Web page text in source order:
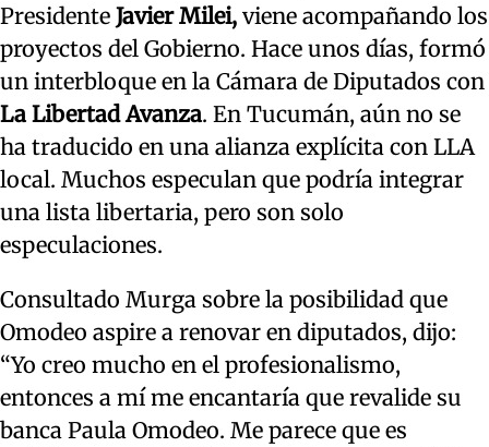
Presidente Javier Milei, viene acompañando los
proyectos del Gobierno. Hace unos días, formó
un interbloque en la Cámara de Diputados con
La Libertad Avanza. En Tucumán, aún no se
ha traducido en una alianza explícita con LLA
local. Muchos especulan que podría integrar
una lista libertaria, pero son solo
especulaciones.
Consultado Murga sobre la posibilidad que
Omodeo aspire a renovar en diputados, dijo:
“Yo creo mucho en el profesionalismo,
entonces a mí me encantaría que revalide su
banca Paula Omodeo. Me parece que es